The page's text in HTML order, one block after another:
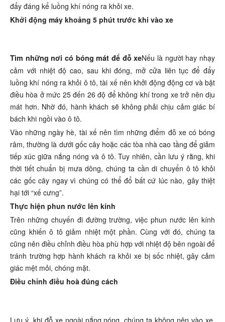
đẩy đáng kể luồng khí nóng ra khỏi xe.
Khởi động máy khoảng 5 phút trước khi vào xe
Tìm những nơi có bóng mát để đỗ xeNếu là người hay nhạy
cảm với nhiệt độ cao, sau khi đóng, mở cửa liên tục để đẩy
luồng khí nóng ra khỏi ô tô, tài xế nên khởi động động cơ và bật
điều hòa ở mức 25 đến 26 độ để không khí trong xe trở nên dịu
mát hơn. Nhờ đó, hành khách sẽ không phải chịu cảm giác bí
bách khi ngồi vào ô tô.
Vào những ngày hè, tài xế nên tìm những điểm đỗ xe có bóng
râm, thường là dưới gốc cây hoặc các tòa nhà cao tầng để giảm
tiếp xúc giữa nắng nóng và ô tô. Tuy nhiên, cần lưu ý rằng, khi
thời tiết chuẩn bị mưa dông, chúng ta cần di chuyển ô tô khỏi
các gốc cây ngay vì chúng có thể đổ bất cứ lúc nào, gây thiệt
hại tới “xế cưng”.
Thực hiện phun nước lên kính
Trên những chuyến đi đường trường, việc phun nước lên kính
cũng khiến ô tô giảm nhiệt một phần. Cùng với đó, chúng ta
cũng nên điều chỉnh điều hòa phù hợp với nhiệt độ bên ngoài để
tránh trường hợp hành khách ra khỏi xe bị sốc nhiệt, gây cảm
giác mệt mỏi, chóng mặt.
Điều chỉnh điều hoà đúng cách
Lưu ý, khi đỗ xe ngoài nắng nóng, chúng ta không nên vào xe,